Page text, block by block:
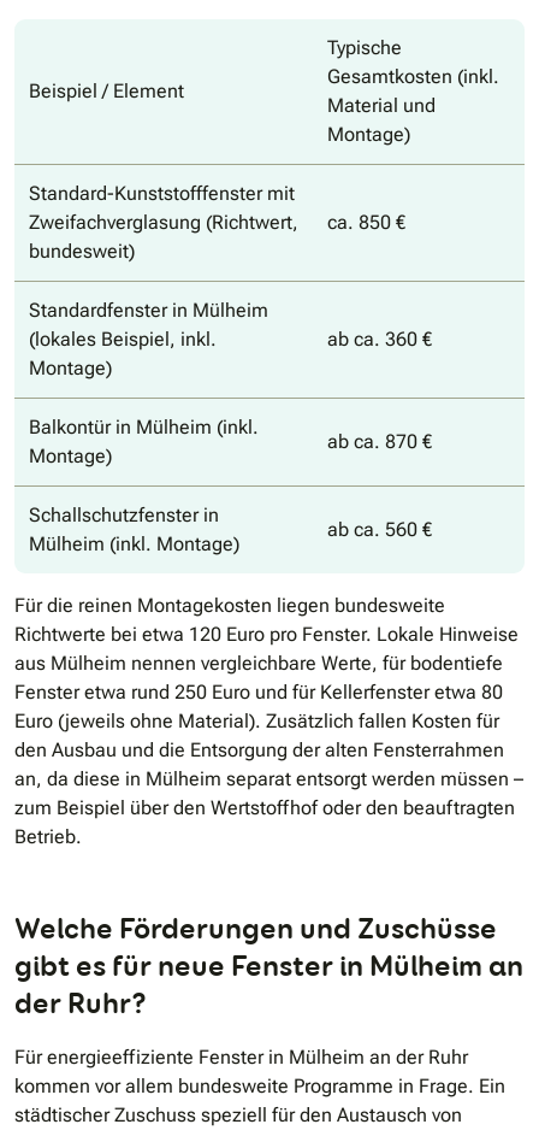
Beispiel / Element
Typische
Gesamtkosten (inkl.
Material und
Montage)
Standard-Kunststofffenster mit
Zweifachverglasung (Richtwert,
bundesweit)
ca. 850 €
Standardfenster in Mülheim
(lokales Beispiel, inkl.
Montage)
ab ca. 360 €
Balkontür in Mülheim (inkl.
Montage)
ab ca. 870 €
Schallschutzfenster in
Mülheim (inkl. Montage)
ab ca. 560 €
Für die reinen Montagekosten liegen bundesweite
Richtwerte bei etwa 120 Euro pro Fenster. Lokale Hinweise
aus Mülheim nennen vergleichbare Werte, für bodentiefe
Fenster etwa rund 250 Euro und für Kellerfenster etwa 80
Euro (jeweils ohne Material). Zusätzlich fallen Kosten für
den Ausbau und die Entsorgung der alten Fensterrahmen
an, da diese in Mülheim separat entsorgt werden müssen –
zum Beispiel über den Wertstoffhof oder den beauftragten
Betrieb.
Welche Förderungen und Zuschüsse
gibt es für neue Fenster in Mülheim an
der Ruhr?
Für energieeffiziente Fenster in Mülheim an der Ruhr
kommen vor allem bundesweite Programme in Frage. Ein
städtischer Zuschuss speziell für den Austausch von